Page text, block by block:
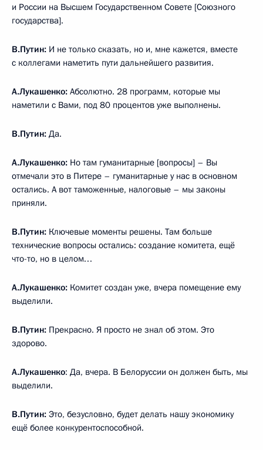
и России на Высшем Государственном Совете [Союзного
государства].
В.Путин: И не только сказать, но и, мне кажется, вместе
с коллегами наметить пути дальнейшего развития.
А.Лукашенко: Абсолютно. 28 программ, которые мы
наметили с Вами, под 80 процентов уже выполнены.
В.Путин: Да.
А.Лукашенко: Но там гуманитарные [вопросы] – Вы
отмечали это в Питере – гуманитарные у нас в основном
остались. А вот таможенные, налоговые – мы законы
приняли.
В.Путин: Ключевые моменты решены. Там больше
технические вопросы остались: создание комитета, ещё
что-то, но в целом…
А.Лукашенко: Комитет создан уже, вчера помещение ему
выделили.
В.Путин: Прекрасно. Я просто не знал об этом. Это
здорово.
А.Лукашенко: Да, вчера. В Белоруссии он должен быть, мы
выделили.
В.Путин: Это, безусловно, будет делать нашу экономику
ещё более конкурентоспособной.